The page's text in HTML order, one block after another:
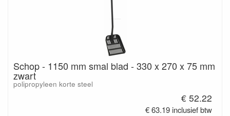
Schop - 1150 mm smal blad - 330 x 270 x 75 mm
zwart
polipropyleen korte steel
€ 52.22
€ 63.19 inclusief btw